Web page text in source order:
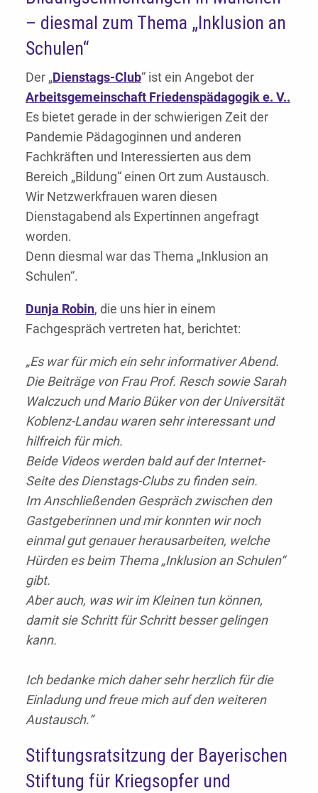
– diesmal zum Thema „Inklusion an
Schulen“
Der „Dienstags-Club“ ist ein Angebot der
Arbeitsgemeinschaft Friedenspädagogik e. V..
Es bietet gerade in der schwierigen Zeit der
Pandemie Pädagoginnen und anderen
Fachkräften und Interessierten aus dem
Bereich „Bildung“ einen Ort zum Austausch.
Wir Netzwerkfrauen waren diesen
Dienstagabend als Expertinnen angefragt
worden.
Denn diesmal war das Thema „Inklusion an
Schulen“.
Dunja Robin, die uns hier in einem
Fachgespräch vertreten hat, berichtet:
„Es war für mich ein sehr informativer Abend.
Die Beiträge von Frau Prof. Resch sowie Sarah
Walczuch und Mario Büker von der Universität
Koblenz-Landau waren sehr interessant und
hilfreich für mich.
Beide Videos werden bald auf der Internet-
Seite des Dienstags-Clubs zu finden sein.
Im Anschließenden Gespräch zwischen den
Gastgeberinnen und mir konnten wir noch
einmal gut genauer herausarbeiten, welche
Hürden es beim Thema „Inklusion an Schulen“
gibt.
Aber auch, was wir im Kleinen tun können,
damit sie Schritt für Schritt besser gelingen
kann.
Ich bedanke mich daher sehr herzlich für die
Einladung und freue mich auf den weiteren
Austausch.“
Stiftungsratsitzung der Bayerischen
Stiftung für Kriegsopfer und